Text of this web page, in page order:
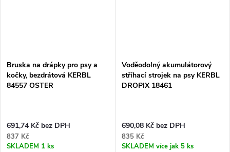
Bruska na drápky pro psy a
kočky, bezdrátová KERBL
84557 OSTER
691,74 Kč bez DPH
837 Kč
SKLADEM 1 ks
Voděodolný akumulátorový
stříhací strojek na psy KERBL
DROPIX 18461
690,08 Kč bez DPH
835 Kč
SKLADEM více jak 5 ks